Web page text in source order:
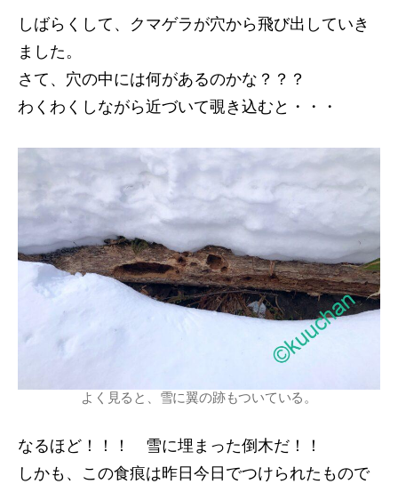
しばらくして、クマゲラが穴から飛び出していき
ました。
さて、穴の中には何があるのかな？？？
わくわくしながら近づいて覗き込むと・・・
よく見ると、雪に翼の跡もついている。
なるほど！！！ 雪に埋まった倒木だ！！
しかも、この食痕は昨日今日でつけられたもので